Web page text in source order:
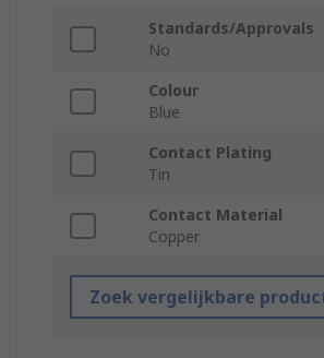
Standards/Approvals
No
Colour
Blue
Contact Plating
Tin
Contact Material
Copper
Zoek vergelijkbare